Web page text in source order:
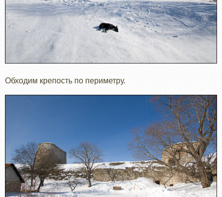
Обходим крепость по периметру.